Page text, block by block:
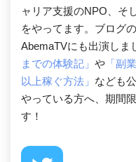
ャリア支援のNPO、そ
をやってます。ブログ
AbemaTVにも出演しま
までの体験記」 や 「副
以上稼ぐ方法」 なども公
やっている方へ、期間
す！